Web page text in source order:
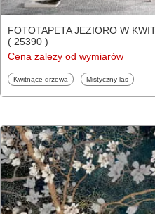
FOTOTAPETA JEZIORO W
( 25390 )
Cena zależy od wymiarów
Fototapety
Kwitnące drzewa Fototapety
Mistyczny las